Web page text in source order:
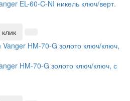
EL-60-C-NI никель ключ/верт.
HM-70-G золото ключ/ключ, с